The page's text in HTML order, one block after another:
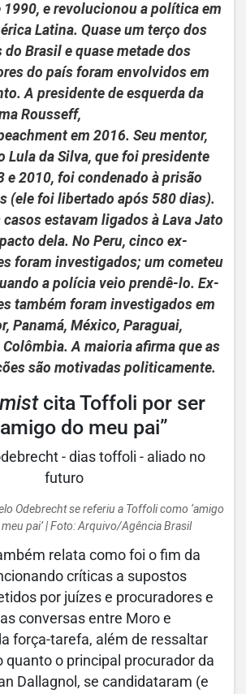
1990, e revolucionou a política em
Latina. Quase um terço dos
do Brasil e quase metade dos
do país foram envolvidos em
A presidente de esquerda da
Rousseff,
em 2016. Seu mentor,
Lula da Silva, que foi presidente
e 2010, foi condenado à prisão
(ele foi libertado após 580 dias).
estavam ligados à Lava Jato
dela. No Peru, cinco ex-
foram investigados; um cometeu
a polícia veio prendê-lo. Ex-
também foram investigados em
Panamá, México, Paraguai,
Colômbia. A maioria afirma que as
são motivadas politicamente.
cita Toffoli por ser
do meu pai”
Odebrecht se referiu a Toffoli como ‘amigo
pai’ | Foto: Arquivo/Agência Brasil
relata como foi o fim da
críticas a supostos
por juízes e procuradores e
conversas entre Moro e
força-tarefa, além de ressaltar
quanto o principal procurador da
Dallagnol, se candidataram (e